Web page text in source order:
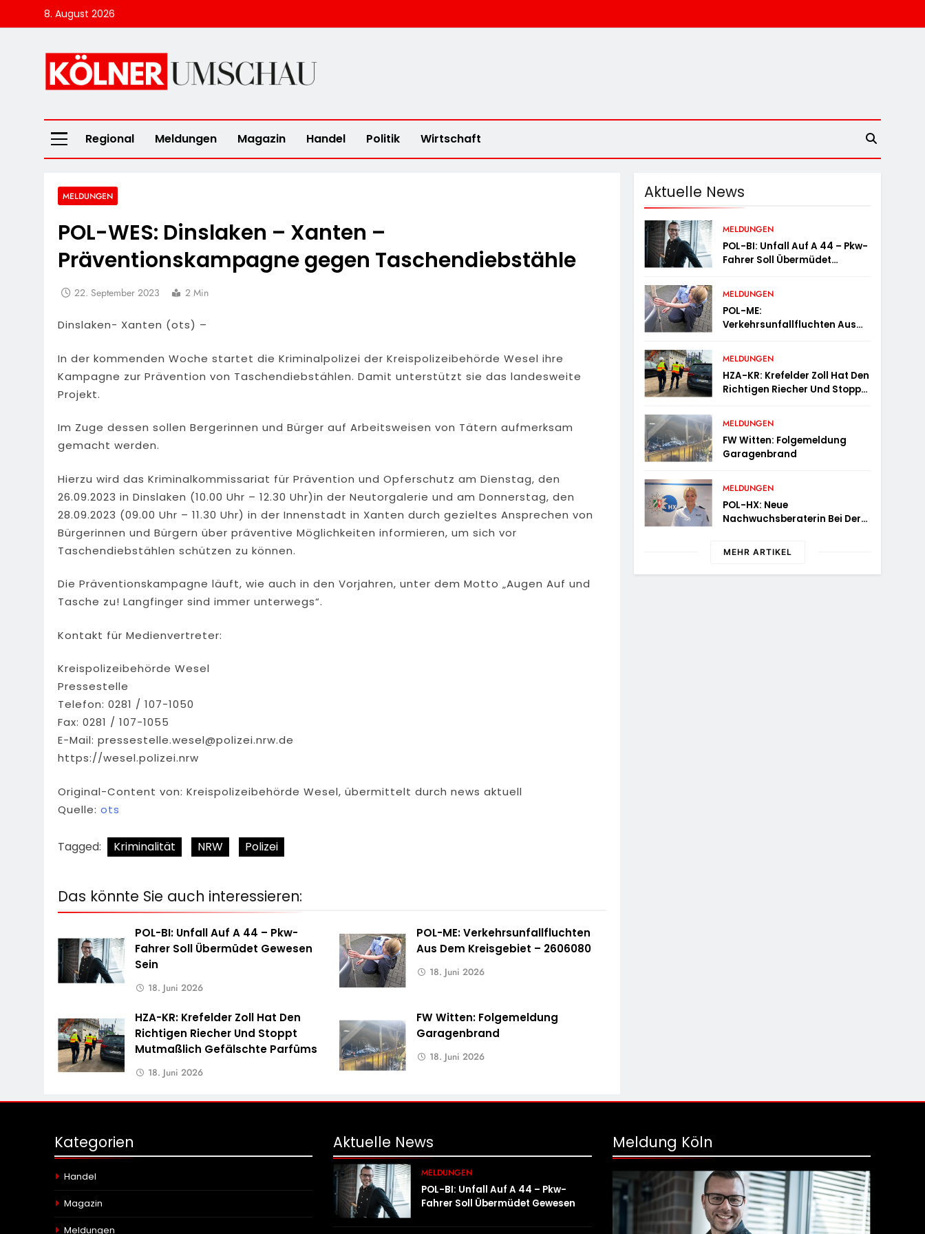
to
8. August 2026
Kölner Umschau
Regional Meldungen Magazin Handel Politik Wirtschaft
MELDUNGEN
POL-WES: Dinslaken – Xanten –
Präventionskampagne gegen Taschendiebstähle
22. September 2023 2 Min
Dinslaken- Xanten (ots) –
In der kommenden Woche startet die Kriminalpolizei der Kreispolizeibehörde Wesel ihre
Kampagne zur Prävention von Taschendiebstählen. Damit unterstützt sie das landesweite
Projekt.
Im Zuge dessen sollen Bergerinnen und Bürger auf Arbeitsweisen von Tätern aufmerksam
gemacht werden.
Hierzu wird das Kriminalkommissariat für Prävention und Opferschutz am Dienstag, den
26.09.2023 in Dinslaken (10.00 Uhr – 12.30 Uhr)in der Neutorgalerie und am Donnerstag, den
28.09.2023 (09.00 Uhr – 11.30 Uhr) in der Innenstadt in Xanten durch gezieltes Ansprechen von
Bürgerinnen und Bürgern über präventive Möglichkeiten informieren, um sich vor
Taschendiebstählen schützen zu können.
Die Präventionskampagne läuft, wie auch in den Vorjahren, unter dem Motto „Augen Auf und
Tasche zu! Langfinger sind immer unterwegs“.
Kontakt für Medienvertreter:
Kreispolizeibehörde Wesel
Pressestelle
Telefon: 0281 / 107-1050
Fax: 0281 / 107-1055
E-Mail: pressestelle.wesel@polizei.nrw.de
https://wesel.polizei.nrw
Original-Content von: Kreispolizeibehörde Wesel, übermittelt durch news aktuell
Quelle: ots
Tagged: Kriminalität NRW Polizei
Das könnte Sie auch interessieren:
POL-BI: Unfall Auf A 44 – Pkw-
Fahrer Soll Übermüdet Gewesen
Sein
18. Juni 2026
POL-ME: Verkehrsunfallfluchten
Aus Dem Kreisgebiet – 2606080
18. Juni 2026
HZA-KR: Krefelder Zoll Hat Den
Richtigen Riecher Und Stoppt
Mutmaßlich Gefälschte Parfüms
18. Juni 2026
FW Witten: Folgemeldung
Garagenbrand
18. Juni 2026
Aktuelle News
MELDUNGEN
POL-BI: Unfall Auf A 44 – Pkw-
Fahrer Soll Übermüdet
MELDUNGEN
POL-ME:
Verkehrsunfallfluchten Aus
MELDUNGEN
HZA-KR: Krefelder Zoll Hat Den
Richtigen Riecher Und Stoppt
Parfüms
MELDUNGEN
FW Witten: Folgemeldung
Garagenbrand
MELDUNGEN
POL-HX: Neue
Nachwuchsberaterin Bei Der
MEHR ARTIKEL
Kategorien
Handel
Magazin
Meldungen
Aktuelle News
MELDUNGEN
POL-BI: Unfall Auf A 44 – Pkw-
Fahrer Soll Übermüdet Gewesen
Meldung Köln